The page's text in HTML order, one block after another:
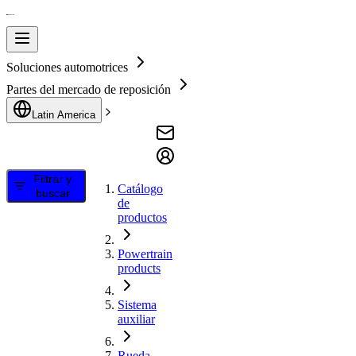
Soluciones automotrices
Partes del mercado de reposición
Latin America
Filtrar y
buscar
Catálogo
de
productos
Powertrain
products
Sistema
auxiliar